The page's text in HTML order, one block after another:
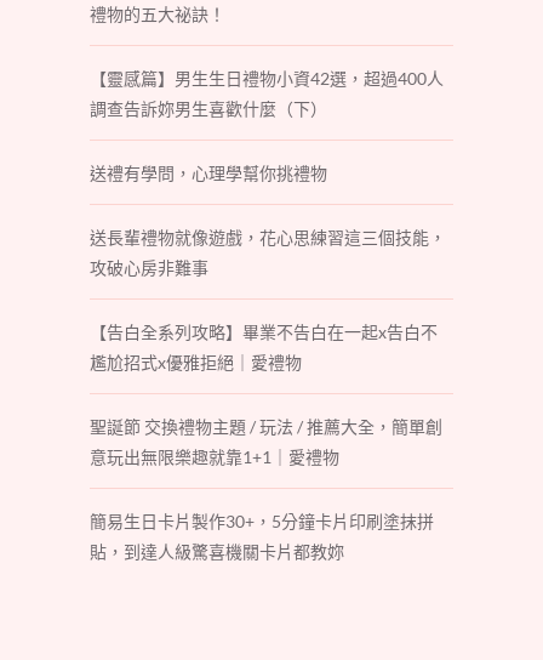
禮物的五大祕訣！
【靈感篇】男生生日禮物小資42選，超過400人
調查告訴妳男生喜歡什麼（下）
送禮有學問，心理學幫你挑禮物
送長輩禮物就像遊戲，花心思練習這三個技能，
攻破心房非難事
【告白全系列攻略】畢業不告白在一起x告白不
尷尬招式x優雅拒絕｜愛禮物
聖誕節 交換禮物主題 / 玩法 / 推薦大全，簡單創
意玩出無限樂趣就靠1+1｜愛禮物
簡易生日卡片製作30+，5分鐘卡片印刷塗抹拼
貼，到達人級驚喜機關卡片都教妳